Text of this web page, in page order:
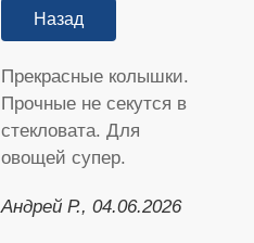
Назад
Прекрасные колышки.
Прочные не секутся в
стекловата. Для
овощей супер.
Андрей Р., 04.06.2026